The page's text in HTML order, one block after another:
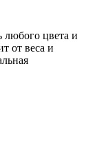
любого цвета и
от веса и